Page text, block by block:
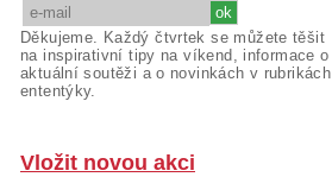
Děkujeme. Každý čtvrtek se můžete těšit
na inspirativní tipy na víkend, informace o
aktuální soutěži a o novinkách v rubrikách
ententýky.
Vložit novou akci